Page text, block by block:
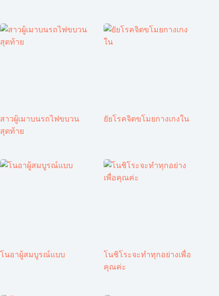
สาวผู้เมาบนรถไฟขบวน
สุดท้าย
ยัยโรคจิตขโมยกางเกงใน
โนอาผู้สมบูรณ์แบบ
โนชิโระจะทำทุกอย่างเพื่อ
คุณค่ะ